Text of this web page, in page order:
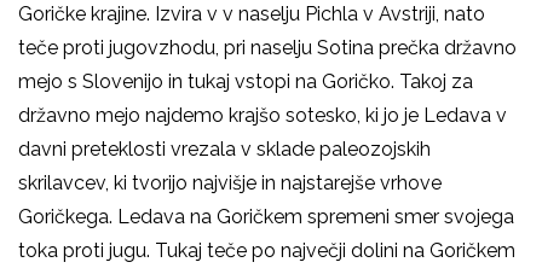
Goričke krajine. Izvira v v naselju Pichla v Avstriji, nato
teče proti jugovzhodu, pri naselju Sotina prečka državno
mejo s Slovenijo in tukaj vstopi na Goričko. Takoj za
državno mejo najdemo krajšo sotesko, ki jo je Ledava v
davni preteklosti vrezala v sklade paleozojskih
skrilavcev, ki tvorijo najvišje in najstarejše vrhove
Goričkega. Ledava na Goričkem spremeni smer svojega
toka proti jugu. Tukaj teče po največji dolini na Goričkem